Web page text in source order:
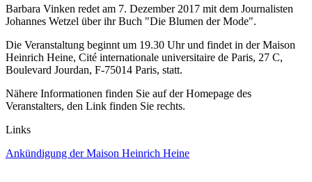
Barbara Vinken redet am 7. Dezember 2017 mit dem Journalisten
Johannes Wetzel über ihr Buch "Die Blumen der Mode".
Die Veranstaltung beginnt um 19.30 Uhr und findet in der Maison
Heinrich Heine, Cité internationale universitaire de Paris, 27 C,
Boulevard Jourdan, F-75014 Paris, statt.
Nähere Informationen finden Sie auf der Homepage des
Veranstalters, den Link finden Sie rechts.
Links
Ankündigung der Maison Heinrich Heine